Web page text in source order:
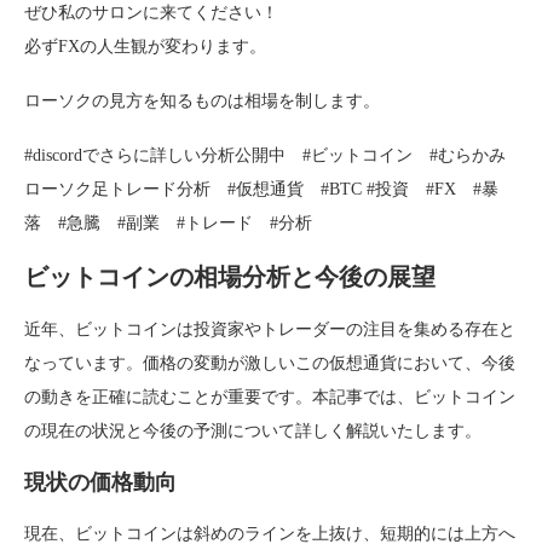
ぜひ私のサロンに来てください！
必ずFXの人生観が変わります。
ローソクの見方を知るものは相場を制します。
#discordでさらに詳しい分析公開中 #ビットコイン #むらかみ
ローソク足トレード分析 #仮想通貨 #BTC #投資 #FX #暴
落 #急騰 #副業 #トレード #分析
ビットコインの相場分析と今後の展望
近年、ビットコインは投資家やトレーダーの注目を集める存在と
なっています。価格の変動が激しいこの仮想通貨において、今後
の動きを正確に読むことが重要です。本記事では、ビットコイン
の現在の状況と今後の予測について詳しく解説いたします。
現状の価格動向
現在、ビットコインは斜めのラインを上抜け、短期的には上方へ